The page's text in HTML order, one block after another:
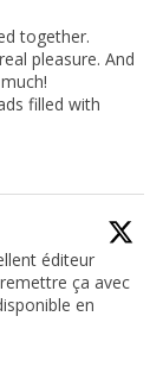
together.
pleasure. And
filled with
éditeur
ça avec
en